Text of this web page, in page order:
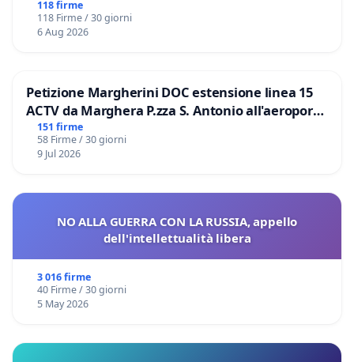
118 firme
118 Firme / 30 giorni
6 Aug 2026
Petizione Margherini DOC estensione linea 15
ACTV da Marghera P.zza S. Antonio all'aeroporto
Marco Polo tariffa a € 1,50
151 firme
58 Firme / 30 giorni
9 Jul 2026
NO ALLA GUERRA CON LA RUSSIA, appello
dell'intellettualità libera
3 016 firme
40 Firme / 30 giorni
5 May 2026